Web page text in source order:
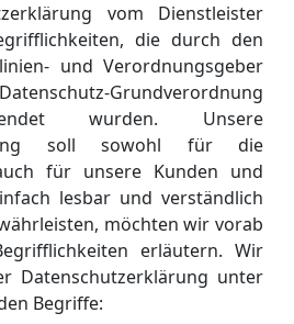
vom Dienstleister
die durch den
und Verordnungsgeber
Grundverordnung
wurden. Unsere
soll sowohl für die
für unsere Kunden und
lesbar und verständlich
möchten wir vorab
erläutern. Wir
Datenschutzerklärung unter
Begriffe: